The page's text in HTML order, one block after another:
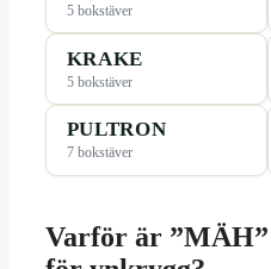
5 bokstäver
KRAKE
5 bokstäver
PULTRON
7 bokstäver
Varför är